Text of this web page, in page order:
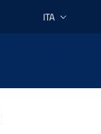
Lingua attiva:
ITA